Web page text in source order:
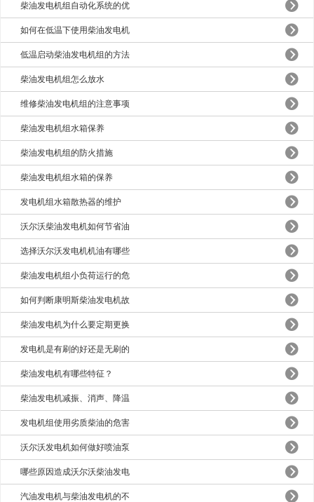
柴油发电机组自动化系统的优
如何在低温下使用柴油发电机
低温启动柴油发电机组的方法
柴油发电机组怎么放水
维修柴油发电机组的注意事项
柴油发电机组水箱保养
柴油发电机组的防火措施
柴油发电机组水箱的保养
发电机组水箱散热器的维护
沃尔沃柴油发电机如何节省油
选择沃尔沃发电机机油有哪些
柴油发电机组小负荷运行的危
如何判断康明斯柴油发电机故
柴油发电机为什么要定期更换
发电机是有刷的好还是无刷的
柴油发电机有哪些特征？
柴油发电机减振、消声、降温
发电机组使用劣质柴油的危害
沃尔沃发电机如何做好喷油泵
哪些原因造成沃尔沃柴油发电
汽油发电机与柴油发电机的不